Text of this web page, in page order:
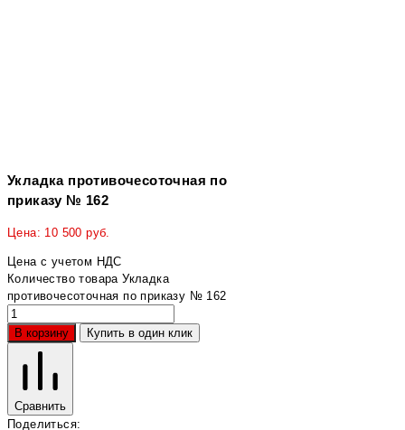
Укладка противочесоточная по
приказу № 162
Цена: 10 500 руб.
Цена с учетом НДС
Количество товара Укладка
противочесоточная по приказу № 162
В корзину Купить в один клик
Сравнить
Поделиться: